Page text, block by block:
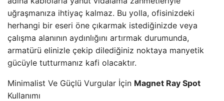
uğraşmanıza ihtiyaç kalmaz. Bu yolla, ofisinizdeki
herhangi bir eseri öne çıkarmak istediğinizde veya
çalışma alanının aydınlığını artırmak durumunda,
armatürü elinizle çekip dilediğiniz noktaya manyetik
gücüyle tutturmanız kafi olacaktır.
Minimalist Ve Güçlü Vurgular İçin Magnet Ray Spot
Kullanımı